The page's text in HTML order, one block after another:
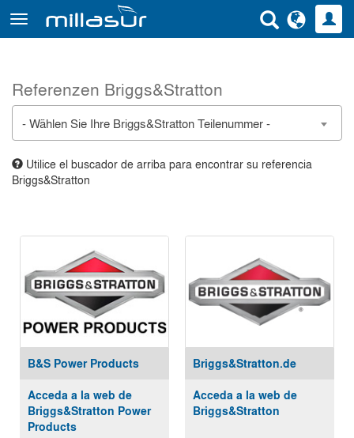
zum
Inhalt
Referenzen Briggs&Stratton
- Wählen Sie Ihre Briggs&Stratton Teilenummer -
Utilice el buscador de arriba para encontrar su referencia
Briggs&Stratton
B&S Power Products
Acceda a la web de
Briggs&Stratton Power
Products
Briggs&Stratton.de
Acceda a la web de
Briggs&Stratton